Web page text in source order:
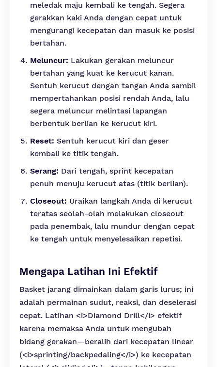
meledak maju kembali ke tengah. Segera
gerakkan kaki Anda dengan cepat untuk
mengurangi kecepatan dan masuk ke posisi
bertahan.
Meluncur: Lakukan gerakan meluncur
bertahan yang kuat ke kerucut kanan.
Sentuh kerucut dengan tangan Anda sambil
mempertahankan posisi rendah Anda, lalu
segera meluncur melintasi lapangan
berbentuk berlian ke kerucut kiri.
Reset: Sentuh kerucut kiri dan geser
kembali ke titik tengah.
Serang: Dari tengah, sprint kecepatan
penuh menuju kerucut atas (titik berlian).
Closeout: Uraikan langkah Anda di kerucut
teratas seolah-olah melakukan closeout
pada penembak, lalu mundur dengan cepat
ke tengah untuk menyelesaikan repetisi.
Mengapa Latihan Ini Efektif
Basket jarang dimainkan dalam garis lurus; ini
adalah permainan sudut, reaksi, dan deselerasi
cepat. Latihan <i>Diamond Drill</i> efektif
karena memaksa Anda untuk mengubah
bidang gerakan—beralih dari kecepatan linear
(<i>sprinting/backpedaling</i>) ke kecepatan